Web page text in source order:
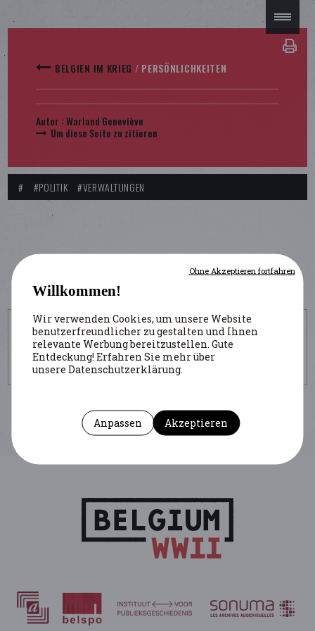
BELGIEN IM KRIEG / PERSÖNLICHKEITEN
Autor :Warland Geneviève
Um diese Seite zu zitieren
# #POLITIK #VERWALTUNGEN
UM DIESE SEITE ZU ZITIEREN
Autor : Warland Geneviève
https://www.belgiumwwii.be/de/belgien-im-
krieg/personlichkeiten/kiewitz-werner.html
Willkommen!
Wir verwenden Cookies, um unsere Website
benutzerfreundlicher zu gestalten und Ihnen
relevante Werbung bereitzustellen. Gute
Entdeckung! Erfahren Sie mehr über
unsere Datenschutzerklärung.
Anpassen Akzeptieren
Ohne Akzeptieren fortfahren